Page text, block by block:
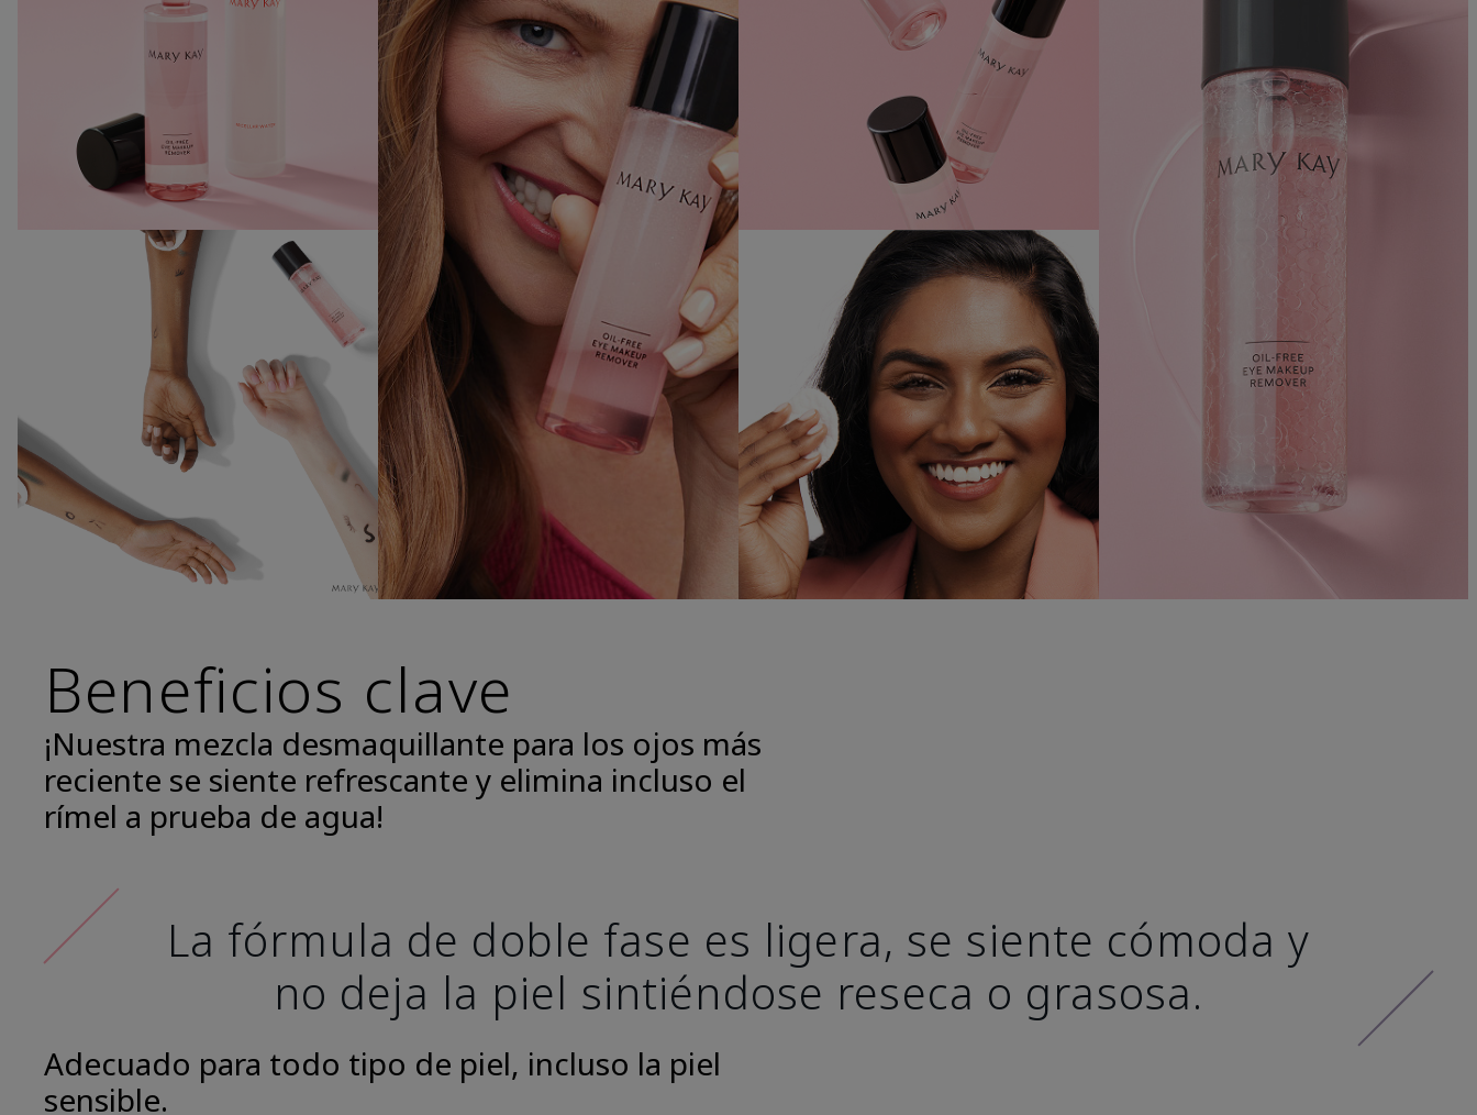
Beneficios clave
¡Nuestra mezcla desmaquillante para los ojos más
reciente se siente refrescante y elimina incluso el
rímel a prueba de agua!
La fórmula de doble fase es ligera, se siente cómoda y
no deja la piel sintiéndose reseca o grasosa.
Adecuado para todo tipo de piel, incluso la piel
sensible.